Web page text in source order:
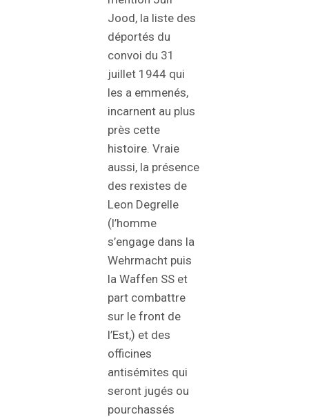
Jood, la liste des
déportés du
convoi du 31
juillet 1944 qui
les a emmenés,
incarnent au plus
près cette
histoire. Vraie
aussi, la présence
des rexistes de
Leon Degrelle
(l’homme
s’engage dans la
Wehrmacht puis
la Waffen SS et
part combattre
sur le front de
l’Est,) et des
officines
antisémites qui
seront jugés ou
pourchassés